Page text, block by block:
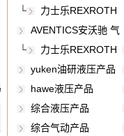
轨道交通、风电能产品
└
力士乐REXROTH
液压AVENTICS安沃驰 气
动└
力士乐REXROTH
工业自动化
yuken油研液压产品
hawe液压产品
综合液压产品
综合气动产品